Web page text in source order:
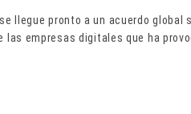
llegue pronto a un acuerdo global
empresas digitales que ha